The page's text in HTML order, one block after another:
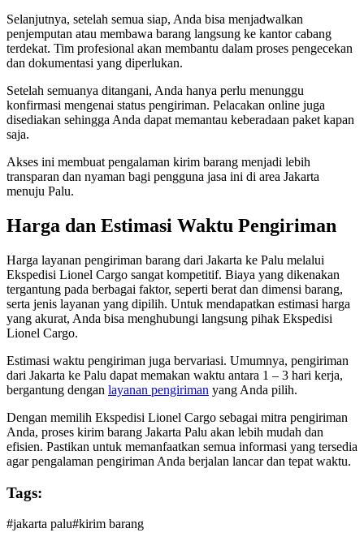
Selanjutnya, setelah semua siap, Anda bisa menjadwalkan
penjemputan atau membawa barang langsung ke kantor cabang
terdekat. Tim profesional akan membantu dalam proses pengecekan
dan dokumentasi yang diperlukan.
Setelah semuanya ditangani, Anda hanya perlu menunggu
konfirmasi mengenai status pengiriman. Pelacakan online juga
disediakan sehingga Anda dapat memantau keberadaan paket kapan
saja.
Akses ini membuat pengalaman kirim barang menjadi lebih
transparan dan nyaman bagi pengguna jasa ini di area Jakarta
menuju Palu.
Harga dan Estimasi Waktu Pengiriman
Harga layanan pengiriman barang dari Jakarta ke Palu melalui
Ekspedisi Lionel Cargo sangat kompetitif. Biaya yang dikenakan
tergantung pada berbagai faktor, seperti berat dan dimensi barang,
serta jenis layanan yang dipilih. Untuk mendapatkan estimasi harga
yang akurat, Anda bisa menghubungi langsung pihak Ekspedisi
Lionel Cargo.
Estimasi waktu pengiriman juga bervariasi. Umumnya, pengiriman
dari Jakarta ke Palu dapat memakan waktu antara 1 – 3 hari kerja,
bergantung dengan layanan pengiriman yang Anda pilih.
Dengan memilih Ekspedisi Lionel Cargo sebagai mitra pengiriman
Anda, proses kirim barang Jakarta Palu akan lebih mudah dan
efisien. Pastikan untuk memanfaatkan semua informasi yang tersedia
agar pengalaman pengiriman Anda berjalan lancar dan tepat waktu.
Tags:
#jakarta palu#kirim barang